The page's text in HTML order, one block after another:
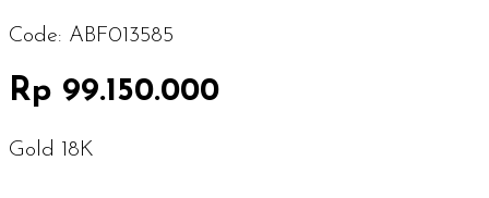
Code: ABF013585
Rp 99.150.000
Gold 18K